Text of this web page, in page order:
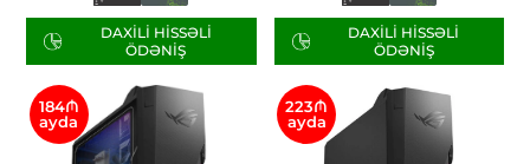
DAXILI HISSƏLI
ÖDƏNIŞ
DAXILI HISSƏLI
ÖDƏNIŞ
184₼
ayda
223₼
ayda